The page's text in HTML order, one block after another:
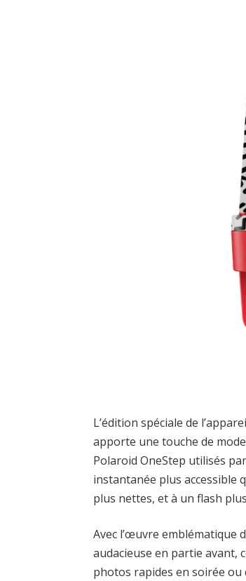
L’édition spéciale de
apporte une touche de
Polaroid OneStep utilisés
instantanée plus accessible
plus nettes, et à un flash
Avec l’œuvre emblématique
audacieuse en partie avant,
photos rapides en soirée